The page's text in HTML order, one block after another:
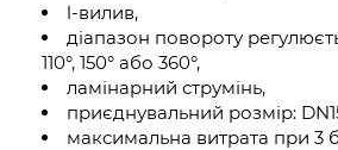
l-вилив,
діапазон повороту
110°, 150° або 360°,
ламінарний струмінь,
приєднувальний розмір:
максимальна витрата при 3